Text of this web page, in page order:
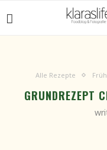
Alle Rezepte
GRUNDREZEPT